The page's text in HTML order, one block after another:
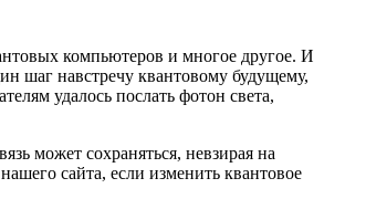
компьютеров и многое другое. И
шаг навстречу квантовому будущему,
удалось послать фотон света,
может сохраняться, невзирая на
сайта, если изменить квантовое